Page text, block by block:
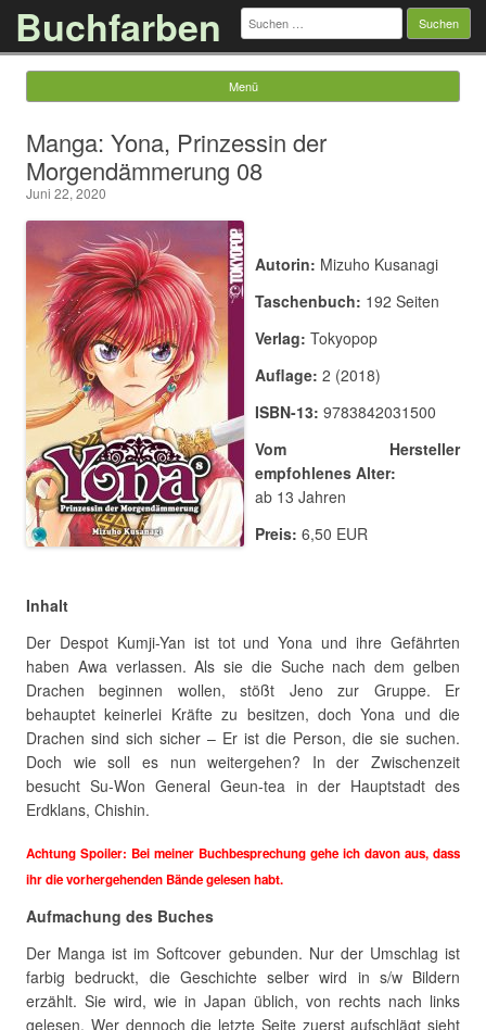
Buchfarben Suchen
nach:
Menü
Manga: Yona, Prinzessin der
Morgendämmerung 08
Juni 22, 2020
Autorin: Mizuho Kusanagi
Taschenbuch: 192 Seiten
Verlag: Tokyopop
Auflage: 2 (2018)
ISBN-13: 9783842031500
Vom Hersteller
empfohlenes Alter:
ab 13 Jahren
Preis: 6,50 EUR
Inhalt
Der Despot Kumji-Yan ist tot und Yona und ihre Gefährten
haben Awa verlassen. Als sie die Suche nach dem gelben
Drachen beginnen wollen, stößt Jeno zur Gruppe. Er
behauptet keinerlei Kräfte zu besitzen, doch Yona und die
Drachen sind sich sicher – Er ist die Person, die sie suchen.
Doch wie soll es nun weitergehen? In der Zwischenzeit
besucht Su-Won General Geun-tea in der Hauptstadt des
Erdklans, Chishin.
Achtung Spoiler: Bei meiner Buchbesprechung gehe ich davon aus, dass
ihr die vorhergehenden Bände gelesen habt.
Aufmachung des Buches
Der Manga ist im Softcover gebunden. Nur der Umschlag ist
farbig bedruckt, die Geschichte selber wird in s/w Bildern
erzählt. Sie wird, wie in Japan üblich, von rechts nach links
gelesen. Wer dennoch die letzte Seite zuerst aufschlägt sieht